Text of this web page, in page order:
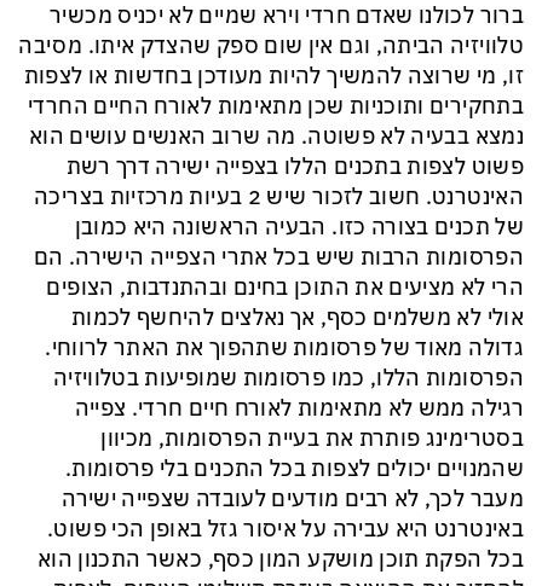
ברור לכולנו שאדם חרדי וירא שמיים לא יכניס מכשיר
טלוויזיה הביתה, וגם אין שום ספק שהצדק איתו. מסיבה
זו, מי שרוצה להמשיך להיות מעודכן בחדשות או לצפות
בתחקירים ותוכניות שכן מתאימות לאורח החיים החרדי
נמצא בבעיה לא פשוטה. מה שרוב האנשים עושים הוא
פשוט לצפות בתכנים הללו בצפייה ישירה דרך רשת
האינטרנט. חשוב לזכור שיש 2 בעיות מרכזיות בצריכה
של תכנים בצורה כזו. הבעיה הראשונה היא כמובן
הפרסומות הרבות שיש בכל אתרי הצפייה הישירה. הם
הרי לא מציעים את התוכן בחינם ובהתנדבות, הצופים
אולי לא משלמים כסף, אך נאלצים להיחשף לכמות
גדולה מאוד של פרסומות שתהפוך את האתר לרווחי.
הפרסומות הללו, כמו פרסומות שמופיעות בטלוויזיה
רגילה ממש לא מתאימות לאורח חיים חרדי. צפייה
בסטרימינג פותרת את בעיית הפרסומות, מכיוון
שהמנויים יכולים לצפות בכל התכנים בלי פרסומות.
מעבר לכך, לא רבים מודעים לעובדה שצפייה ישירה
באינטרנט היא עבירה על איסור גזל באופן הכי פשוט.
בכל הפקת תוכן מושקע המון כסף, כאשר התכנון הוא